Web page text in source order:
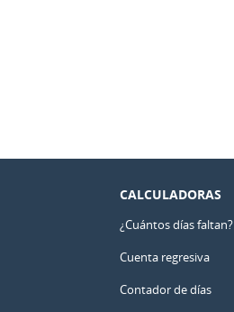
CALCULADORAS
¿Cuántos días faltan?
Cuenta regresiva
Contador de días